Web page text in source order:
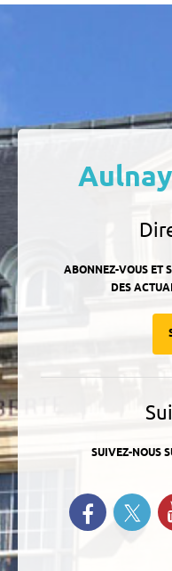
ABONNEZ-VOUS ET
DES
SUIVEZ-NOUS